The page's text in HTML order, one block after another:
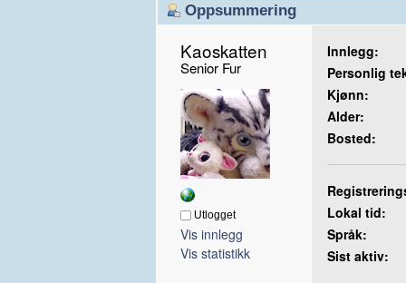
Oppsummering
Kaoskatten
Senior Fur
Utlogget
Vis innlegg
Vis statistikk
Innlegg:
Personlig
Kjønn:
Alder:
Bosted:
Lokal tid:
Språk:
Sist aktiv: